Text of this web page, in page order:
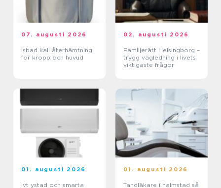
07. augusti 2026
Isbad kall återhämtning
för kropp och huvud
02. augusti 2026
Familjerätt Helsingborg –
trygg vägledning i livets
viktigaste frågor
01. augusti 2026
Ivt ystad och smarta
01. augusti 2026
Tandläkare i halmstad så